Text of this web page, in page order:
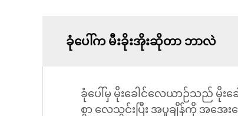
ခုံပေါ်က မီးခိုးအိုးဆိုတာ ဘာလဲ
ခုံပေါ်မှ မိုးခေါင်လေယာဉ်သည် မိုး
စွာ လေသွင်းပြီး အပူချိန်ကို အအေး